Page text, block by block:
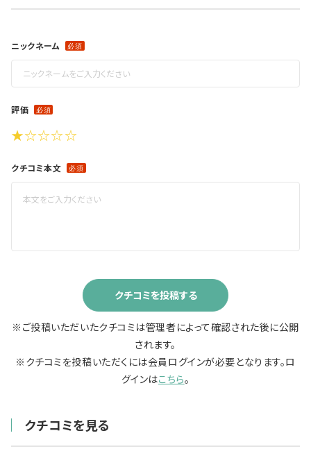
ニックネーム
評価
★☆☆☆☆
クチコミ本文
クチコミを投稿する
※ご投稿いただいたクチコミは管理者によって確認された後に公開
されます。
※クチコミを投稿いただくには会員ログインが必要となります。ロ
グインはこちら。
クチコミを見る